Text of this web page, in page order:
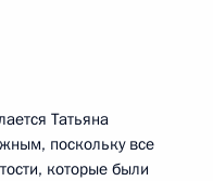
Татьяна
поскольку все
которые были